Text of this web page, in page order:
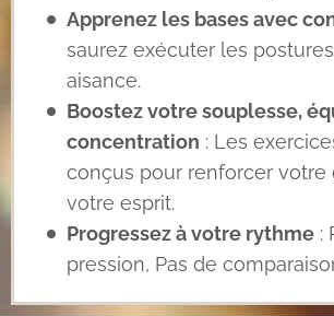
Apprenez les bases avec
saurez exécuter les
aisance.
Boostez votre souplesse,
concentration : Les
conçus pour renforcer votre
votre esprit.
Progressez à votre rythme :
pression, Pas de